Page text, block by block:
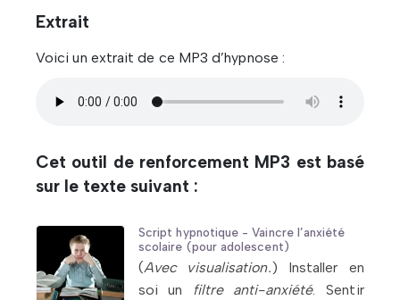
Extrait
Voici un extrait de ce MP3 d’hypnose :
Cet outil de renforcement MP3 est basé
sur le texte suivant :
Script hypnotique - Vaincre l’anxiété
scolaire (pour adolescent)
(Avec visualisation.) Installer en
soi un filtre anti-anxiété. Sentir